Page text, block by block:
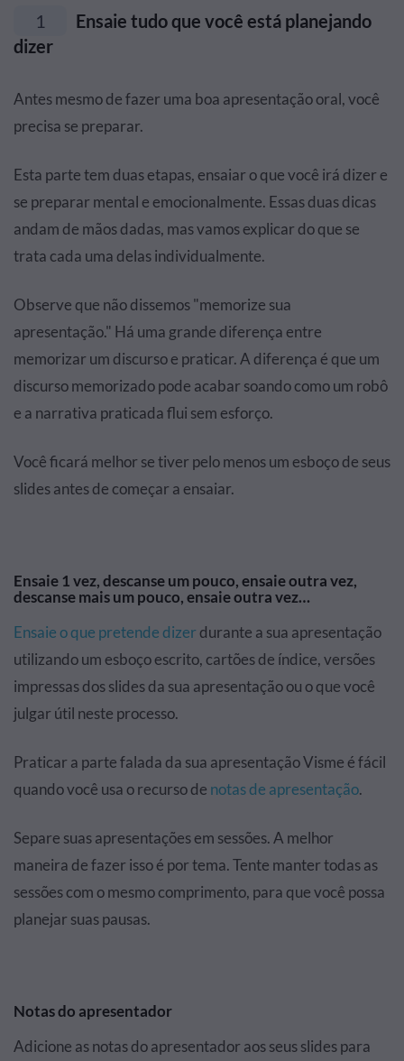
1
Ensaie tudo que você está planejando
dizer
Antes mesmo de fazer uma boa apresentação oral, você
precisa se preparar.
Esta parte tem duas etapas, ensaiar o que você irá dizer e
se preparar mental e emocionalmente. Essas duas dicas
andam de mãos dadas, mas vamos explicar do que se
trata cada uma delas individualmente.
Observe que não dissemos "memorize sua
apresentação." Há uma grande diferença entre
memorizar um discurso e praticar. A diferença é que um
discurso memorizado pode acabar soando como um robô
e a narrativa praticada flui sem esforço.
Você ficará melhor se tiver pelo menos um esboço de seus
slides antes de começar a ensaiar.
Ensaie 1 vez, descanse um pouco, ensaie outra vez,
descanse mais um pouco, ensaie outra vez…
Ensaie o que pretende dizerdurante a sua apresentação
utilizando um esboço escrito, cartões de índice, versões
impressas dos slides da sua apresentação ou o que você
julgar útil neste processo.
Praticar a parte falada da sua apresentação Visme é fácil
quando você usa o recurso de notas de apresentação.
Separe suas apresentações em sessões. A melhor
maneira de fazer isso é por tema. Tente manter todas as
sessões com o mesmo comprimento, para que você possa
planejar suas pausas.
Notas do apresentador
Adicione as notas do apresentador aos seus slides para